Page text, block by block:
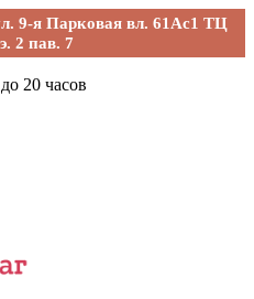
9-я Парковая вл. 61Ас1 ТЦ
2 пав. 7
20 часов